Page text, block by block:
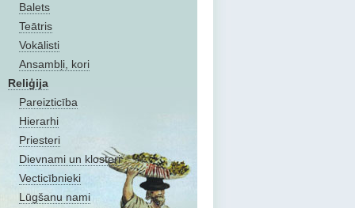
Balets
Teātris
Vokālisti
Ansambļi, kori
Reliģija
Pareizticība
Hierarhi
Priesteri
Dievnami un klosteri
Vecticībnieki
Lūgšanu nami